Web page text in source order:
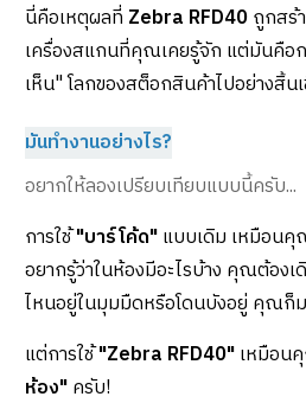
นี่คือเหตุผลที่ Zebra RFD40ถูกสร้
เครื่องสแกนที่คุณเคยรู้จัก แต่มันคือ
เห็น" โลกของสต็อกสินค้าไปอย่างสิ้น
มันทำงานอย่างไร?
อยากให้ลองเปรียบเทียบแบบนี้ครับ...
การใช้"บาร์โค้ด"แบบเดิม เหมือน
อยากรู้ว่าในห้องมีอะไรบ้าง คุณต้อง
ไหนอยู่ในมุมมืดหรือโดนบังอยู่ คุณก็
แต่การใช้"Zebra RFD40"เหมือน
ห้อง"ครับ!